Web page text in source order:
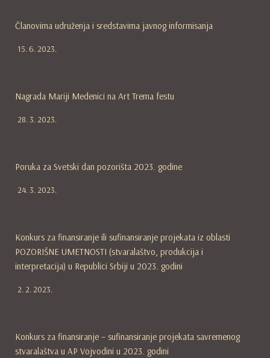
Članovima udruženja i sredstavima javnog informisanja
15. 6. 2023.
Nagrada Mariji Medenici na Art Trema festu
28. 3. 2023.
Poruka za Svetski dan pozorišta 2023. godine
24. 3. 2023.
Konkurs za finansiranje ili sufinansiranje projekata iz oblasti
POZORIŠNE UMETNOSTI (stvaralaštvo, produkcija i
interpretacija) u Republici Srbiji u 2023. godini
2. 2. 2023.
Konkurs za finansiranje – sufinansiranje projekata savremenog
stvaralaštva u AP Vojvodini u 2023. godini